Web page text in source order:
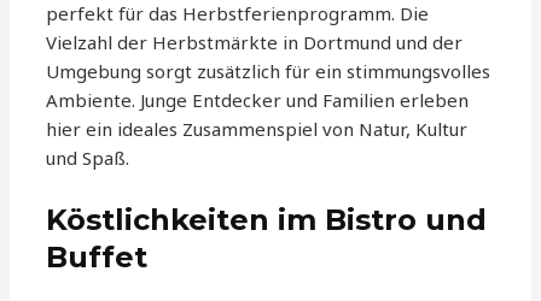
perfekt für das Herbstferienprogramm. Die
Vielzahl der Herbstmärkte in Dortmund und der
Umgebung sorgt zusätzlich für ein stimmungsvolles
Ambiente. Junge Entdecker und Familien erleben
hier ein ideales Zusammenspiel von Natur, Kultur
und Spaß.
Köstlichkeiten im Bistro und
Buffet